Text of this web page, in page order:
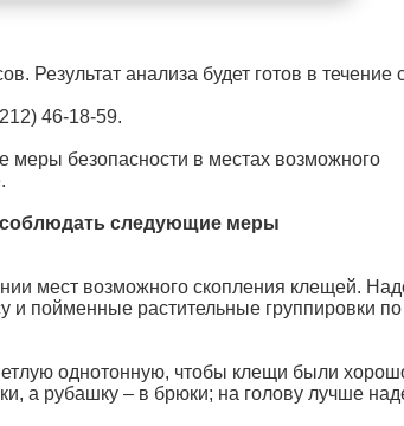
Результат анализа будет готов в течение
46-18-59.
меры безопасности в местах возможного
следующие меры
мест возможного скопления клещей.
и пойменные растительные группировки по
однотонную, чтобы клещи были
а рубашку – в брюки; на голову лучше